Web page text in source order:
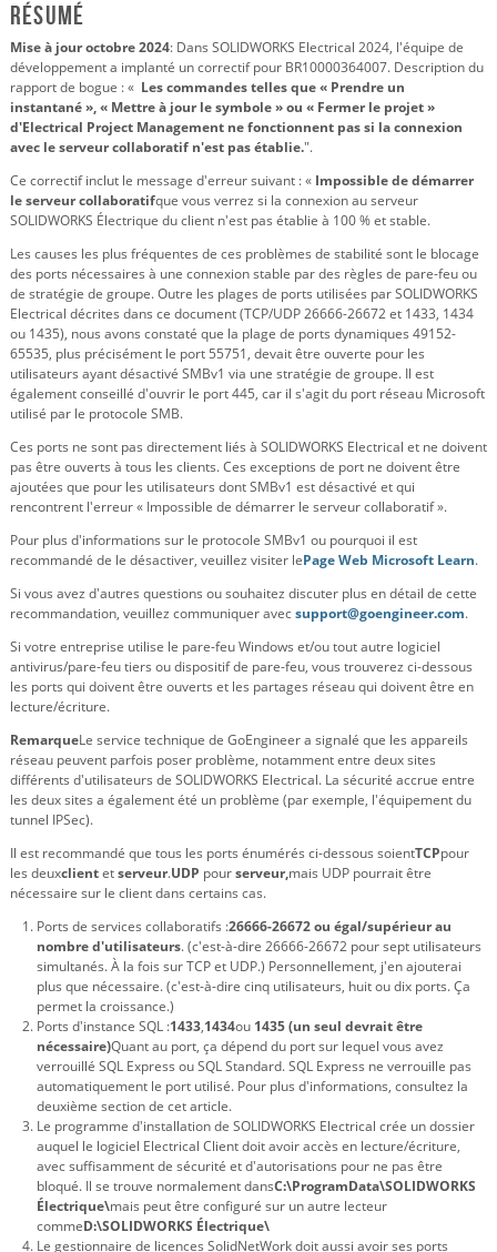
Résumé
Mise à jour octobre 2024: Dans SOLIDWORKS Electrical 2024, l'équipe de
développement a implanté un correctif pour BR10000364007. Description du
rapport de bogue : « Les commandes telles que « Prendre un
instantané », « Mettre à jour le symbole » ou « Fermer le projet »
d'Electrical Project Management ne fonctionnent pas si la connexion
avec le serveur collaboratif n'est pas établie.".
Ce correctif inclut le message d'erreur suivant : « Impossible de démarrer
le serveur collaboratifque vous verrez si la connexion au serveur
SOLIDWORKS Électrique du client n'est pas établie à 100 % et stable.
Les causes les plus fréquentes de ces problèmes de stabilité sont le blocage
des ports nécessaires à une connexion stable par des règles de pare-feu ou
de stratégie de groupe. Outre les plages de ports utilisées par SOLIDWORKS
Electrical décrites dans ce document (TCP/UDP 26666-26672 et 1433, 1434
ou 1435), nous avons constaté que la plage de ports dynamiques 49152-
65535, plus précisément le port 55751, devait être ouverte pour les
utilisateurs ayant désactivé SMBv1 via une stratégie de groupe. Il est
également conseillé d'ouvrir le port 445, car il s'agit du port réseau Microsoft
utilisé par le protocole SMB.
Ces ports ne sont pas directement liés à SOLIDWORKS Electrical et ne doivent
pas être ouverts à tous les clients. Ces exceptions de port ne doivent être
ajoutées que pour les utilisateurs dont SMBv1 est désactivé et qui
rencontrent l'erreur « Impossible de démarrer le serveur collaboratif ».
Pour plus d'informations sur le protocole SMBv1 ou pourquoi il est
recommandé de le désactiver, veuillez visiter lePage Web Microsoft Learn.
Si vous avez d'autres questions ou souhaitez discuter plus en détail de cette
recommandation, veuillez communiquer avecsupport@goengineer.com.
Si votre entreprise utilise le pare-feu Windows et/ou tout autre logiciel
antivirus/pare-feu tiers ou dispositif de pare-feu, vous trouverez ci-dessous
les ports qui doivent être ouverts et les partages réseau qui doivent être en
lecture/écriture.
RemarqueLe service technique de GoEngineer a signalé que les appareils
réseau peuvent parfois poser problème, notamment entre deux sites
différents d'utilisateurs de SOLIDWORKS Electrical. La sécurité accrue entre
les deux sites a également été un problème (par exemple, l'équipement du
tunnel IPSec).
Il est recommandé que tous les ports énumérés ci-dessous soientTCPpour
les deuxclientetserveur.UDP pourserveur,mais UDP pourrait être
nécessaire sur le client dans certains cas.
Ports de services collaboratifs :26666-26672 ou égal/supérieur au
nombre d'utilisateurs. (c'est-à-dire 26666-26672 pour sept utilisateurs
simultanés. À la fois sur TCP et UDP.) Personnellement, j'en ajouterai
plus que nécessaire. (c'est-à-dire cinq utilisateurs, huit ou dix ports. Ça
permet la croissance.)
Ports d'instance SQL :1433,1434ou 1435 (un seul devrait être
nécessaire)Quant au port, ça dépend du port sur lequel vous avez
verrouillé SQL Express ou SQL Standard. SQL Express ne verrouille pas
automatiquement le port utilisé. Pour plus d'informations, consultez la
deuxième section de cet article.
Le programme d'installation de SOLIDWORKS Electrical crée un dossier
auquel le logiciel Electrical Client doit avoir accès en lecture/écriture,
avec suffisamment de sécurité et d'autorisations pour ne pas être
bloqué. Il se trouve normalement dansC:\ProgramData\SOLIDWORKS
Électrique\mais peut être configuré sur un autre lecteur
commeD:\SOLIDWORKS Électrique\
Le gestionnaire de licences SolidNetWork doit aussi avoir ses ports